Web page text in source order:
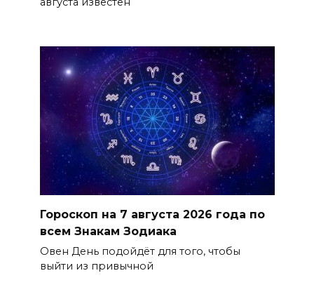
Гороскоп на 7 августа 2026 года по
всем Знакам Зодиака
Овен День подойдёт для того, чтобы
выйти из привычной